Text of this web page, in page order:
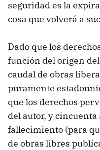
seguridad es la
cosa que volverá a
Dado que los
función del origen
caudal de obras
puramente
que los derechos
del autor, y cincuenta
fallecimiento (para
de obras libres